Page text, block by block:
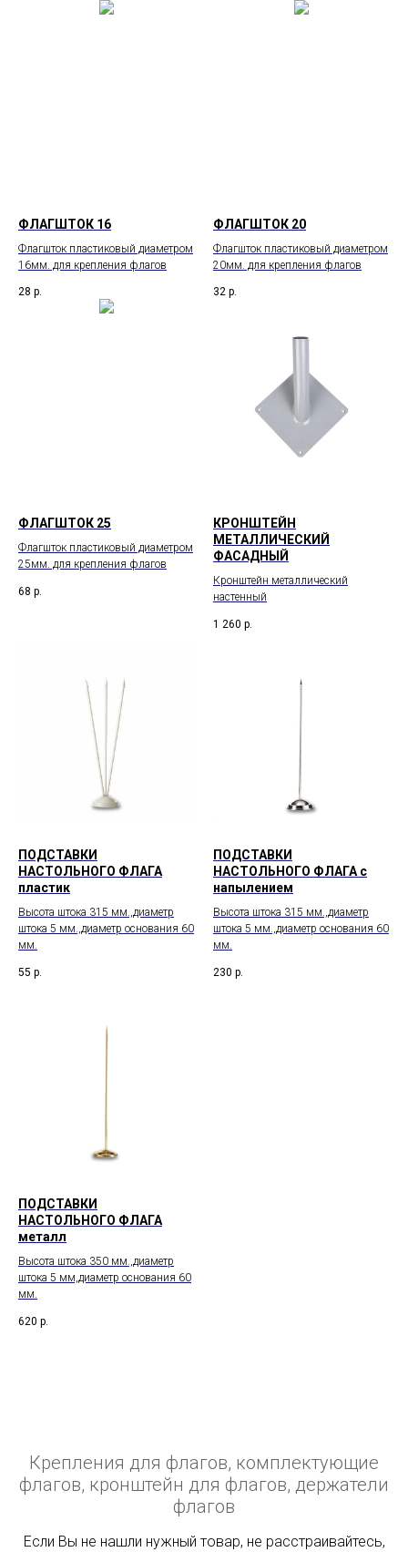
ФЛАГШТОК 16
Флагшток пластиковый диаметром
16мм. для крепления флагов
28 р.
ФЛАГШТОК 20
Флагшток пластиковый диаметром
20мм. для крепления флагов
32 р.
ФЛАГШТОК 25
Флагшток пластиковый диаметром
25мм. для крепления флагов
68 р.
КРОНШТЕЙН
МЕТАЛЛИЧЕСКИЙ
ФАСАДНЫЙ
Кронштейн металлический
настенный
1 260 р.
ПОДСТАВКИ
НАСТОЛЬНОГО ФЛАГА
пластик
Высота штока 315 мм.,диаметр
штока 5 мм.,диаметр основания 60
мм.
55 р.
ПОДСТАВКИ
НАСТОЛЬНОГО ФЛАГА с
напылением
Высота штока 315 мм.,диаметр
штока 5 мм.,диаметр основания 60
мм.
230 р.
ПОДСТАВКИ
НАСТОЛЬНОГО ФЛАГА
металл
Высота штока 350 мм.,диаметр
штока 5 мм,диаметр основания 60
мм.
620 р.
Крепления для флагов, комплектующие
флагов, кронштейн для флагов, держатели
флагов
Если Вы не нашли нужный товар, не расстраивайтесь,